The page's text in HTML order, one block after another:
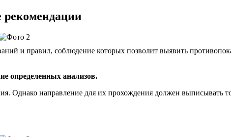
рекомендации
и правил, соблюдение которых позволит выявить
определенных анализов.
Однако направление для их прохождения должен выписывать